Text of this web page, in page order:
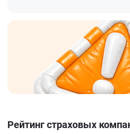
Рейтинг страховых